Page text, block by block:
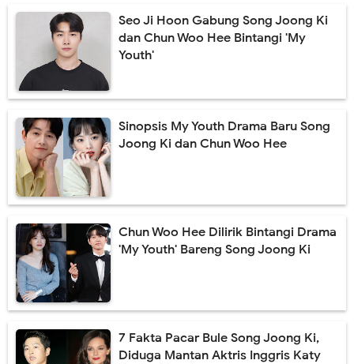
Seo Ji Hoon Gabung Song Joong Ki
dan Chun Woo Hee Bintangi 'My
Youth'
Sinopsis My Youth Drama Baru Song
Joong Ki dan Chun Woo Hee
Chun Woo Hee Dilirik Bintangi Drama
'My Youth' Bareng Song Joong Ki
7 Fakta Pacar Bule Song Joong Ki,
Diduga Mantan Aktris Inggris Katy